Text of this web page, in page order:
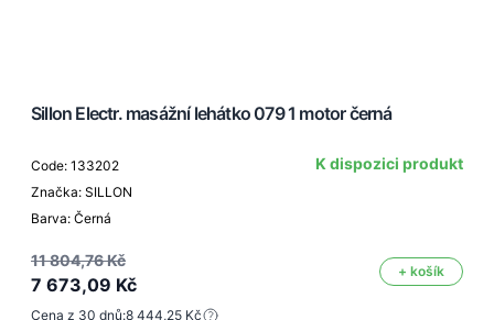
Sillon Electr. masážní lehátko 079 1 motor černá
Code: 133202
Značka: SILLON
Barva: Černá
K dispozici produkt
11 804,76 Kč
7 673,09 Kč
+ košík
Cena z 30 dnů:8 444,25 Kč